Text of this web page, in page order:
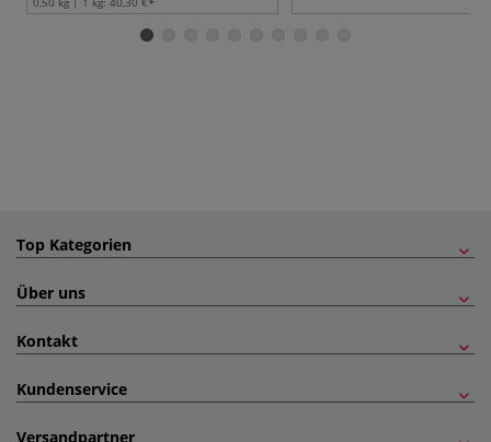
Top Kategorien
Über uns
Kontakt
Kundenservice
Versandpartner